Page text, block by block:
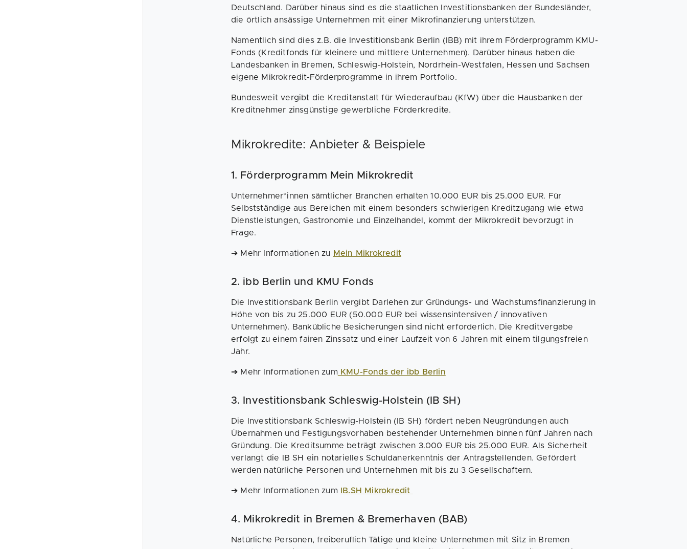
Deutschland. Darüber hinaus sind es die staatlichen Investitionsbanken der Bundesländer,
die örtlich ansässige Unternehmen mit einer Mikrofinanzierung unterstützen.
Namentlich sind dies z.B. die Investitionsbank Berlin (IBB) mit ihrem Förderprogramm KMU-
Fonds (Kreditfonds für kleinere und mittlere Unternehmen). Darüber hinaus haben die
Landesbanken in Bremen, Schleswig-Holstein, Nordrhein-Westfalen, Hessen und Sachsen
eigene Mikrokredit-Förderprogramme in ihrem Portfolio.
Bundesweit vergibt die Kreditanstalt für Wiederaufbau (KfW) über die Hausbanken der
Kreditnehmer zinsgünstige gewerbliche Förderkredite.
Mikrokredite: Anbieter & Beispiele
1. Förderprogramm Mein Mikrokredit
Unternehmer*innen sämtlicher Branchen erhalten 10.000 EUR bis 25.000 EUR. Für
Selbstständige aus Bereichen mit einem besonders schwierigen Kreditzugang wie etwa
Dienstleistungen, Gastronomie und Einzelhandel, kommt der Mikrokredit bevorzugt in
Frage.
➔ Mehr Informationen zu Mein Mikrokredit
2. ibb Berlin und KMU Fonds
Die Investitionsbank Berlin vergibt Darlehen zur Gründungs- und Wachstumsfinanzierung in
Höhe von bis zu 25.000 EUR (50.000 EUR bei wissensintensiven / innovativen
Unternehmen). Bankübliche Besicherungen sind nicht erforderlich. Die Kreditvergabe
erfolgt zu einem fairen Zinssatz und einer Laufzeit von 6 Jahren mit einem tilgungsfreien
Jahr.
➔ Mehr Informationen zum KMU-Fonds der ibb Berlin
3. Investitionsbank Schleswig-Holstein (IB SH)
Die Investitionsbank Schleswig-Holstein (IB SH) fördert neben Neugründungen auch
Übernahmen und Festigungsvorhaben bestehender Unternehmen binnen fünf Jahren nach
Gründung. Die Kreditsumme beträgt zwischen 3.000 EUR bis 25.000 EUR. Als Sicherheit
verlangt die IB SH ein notarielles Schuldanerkenntnis der Antragstellenden. Gefördert
werden natürliche Personen und Unternehmen mit bis zu 3 Gesellschaftern.
➔ Mehr Informationen zum IB.SH Mikrokredit
4. Mikrokredit in Bremen & Bremerhaven (BAB)
Natürliche Personen, freiberuflich Tätige und kleine Unternehmen mit Sitz in Bremen